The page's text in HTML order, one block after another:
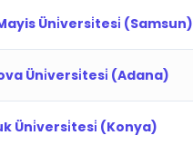
Üni̇versi̇tesi̇ (Samsun)
Üni̇versi̇tesi̇ (Adana)
Üni̇versi̇tesi̇ (Konya)